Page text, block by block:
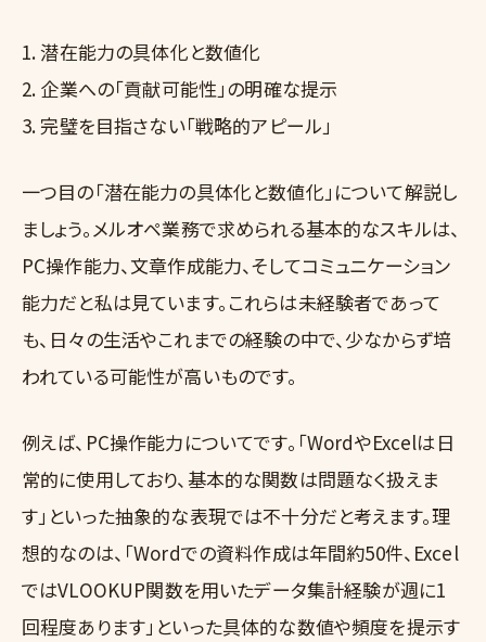
1. 潜在能力の具体化と数値化
2. 企業への「貢献可能性」の明確な提示
3. 完璧を目指さない「戦略的アピール」
一つ目の「潜在能力の具体化と数値化」について解説し
ましょう。メルオペ業務で求められる基本的なスキルは、
PC操作能力、文章作成能力、そしてコミュニケーション
能力だと私は見ています。これらは未経験者であって
も、日々の生活やこれまでの経験の中で、少なからず培
われている可能性が高いものです。
例えば、PC操作能力についてです。「WordやExcelは日
常的に使用しており、基本的な関数は問題なく扱えま
す」といった抽象的な表現では不十分だと考えます。理
想的なのは、「Wordでの資料作成は年間約50件、Excel
ではVLOOKUP関数を用いたデータ集計経験が週に1
回程度あります」といった具体的な数値や頻度を提示す